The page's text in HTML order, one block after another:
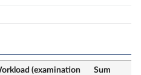
(examination
Sum